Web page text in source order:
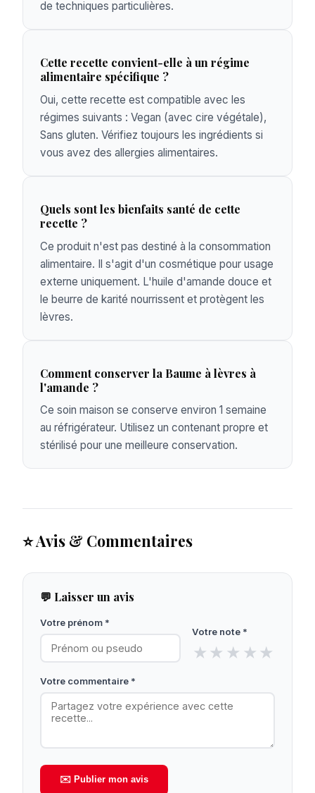
de techniques particulières.
Cette recette convient-elle à un régime
alimentaire spécifique ?
Oui, cette recette est compatible avec les
régimes suivants : Vegan (avec cire végétale),
Sans gluten. Vérifiez toujours les ingrédients si
vous avez des allergies alimentaires.
Quels sont les bienfaits santé de cette
recette ?
Ce produit n'est pas destiné à la consommation
alimentaire. Il s'agit d'un cosmétique pour usage
externe uniquement. L'huile d'amande douce et
le beurre de karité nourrissent et protègent les
lèvres.
Comment conserver la Baume à lèvres à
l'amande ?
Ce soin maison se conserve environ 1 semaine
au réfrigérateur. Utilisez un contenant propre et
stérilisé pour une meilleure conservation.
⭐ Avis & Commentaires
💬 Laisser un avis
Votre prénom *
Votre note *
★ ★ ★ ★ ★
Votre commentaire *
✉️ Publier mon avis